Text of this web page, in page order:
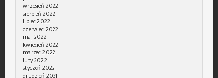
wrzesień 2022
sierpień 2022
lipiec 2022
czerwiec 2022
maj 2022
kwiecień 2022
marzec 2022
luty 2022
styczeń 2022
grudzień 2021